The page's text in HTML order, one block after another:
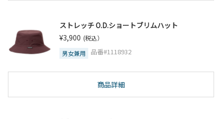
ストレッチ O.D.ショートブリムハット
¥3,900 (税込）
男女兼用
品番#1118932
商品詳細